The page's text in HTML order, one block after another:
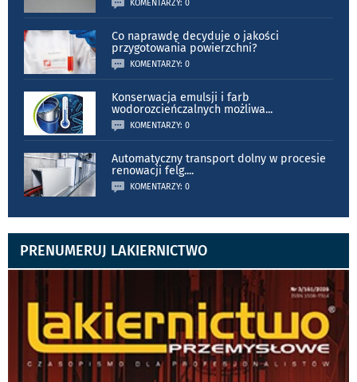
KOMENTARZY: 0
Co naprawdę decyduje o jakości
przygotowania powierzchni?
KOMENTARZY: 0
Konserwacja emulsji i farb
wodorozcieńczalnych możliwa...
KOMENTARZY: 0
Automatyczny transport dolny w procesie
renowacji felg....
KOMENTARZY: 0
PRENUMERUJ LAKIERNICTWO